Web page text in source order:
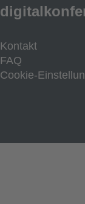
Kontakt
FAQ
Cookie-